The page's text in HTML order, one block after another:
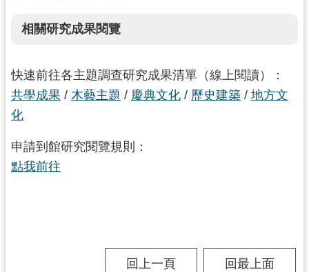
相關研究成果閱覽
快速前往各主題調查研究成果清單（線上閱讀）：
共學成果 / 木藝主題 / 慶典文化 / 歷史建築 / 地方文
化
申請到館研究閱覽規則：
點我前往
回上一頁 回最上面